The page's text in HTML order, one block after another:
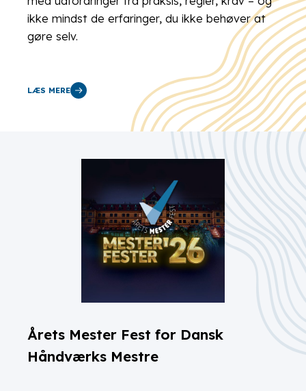
ikke mindst de erfaringer, du ikke behøver at
gøre selv.
LÆS MERE
Årets Mester Fest for Dansk
Håndværks Mestre